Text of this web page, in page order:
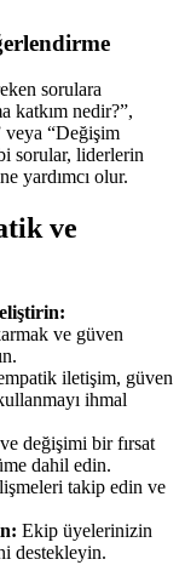
sorulara
katkım nedir?”,
veya “Değişim
sorular, liderlerin
yardımcı olur.
ve
ve güven
iletişim, güven
ihmal
değişimi bir fırsat
dahil edin.
takip edin ve
Ekip üyelerinizin
destekleyin.